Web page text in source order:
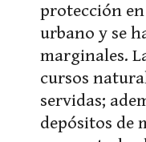
protección
urbano y se
marginales.
cursos
servidas;
depósitos de